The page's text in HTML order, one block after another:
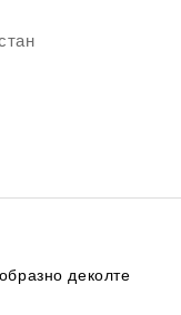
деколте